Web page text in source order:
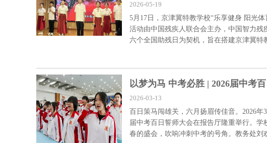
2026-05-19
5月17日，京津冀特教学校“乐享健身 阳光
活动由中国残疾人联合会主办，中国智力
六个全国助残日为契机，旨在搭建京津冀
以梦为马 中考必胜 | 2026届中考
2026-03-13
百日策马闯雄关，六月扬眉传佳音。2026
届中考百日誓师大会在报告厅隆重举行。
春的盛会，吹响冲刺中考的号角。教务处刘